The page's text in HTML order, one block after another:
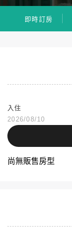
即時訂房
入住
2026/08/10
尚無販售房型